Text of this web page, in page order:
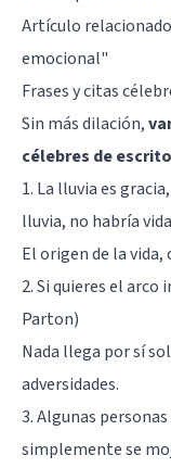
Artículo
emocional"
Frases y citas
Sin más dilación,
célebres de
1. La lluvia es
lluvia, no habría
El origen de la
2. Si quieres el
Parton)
Nada llega por sí
adversidades.
3. Algunas
simplemente se